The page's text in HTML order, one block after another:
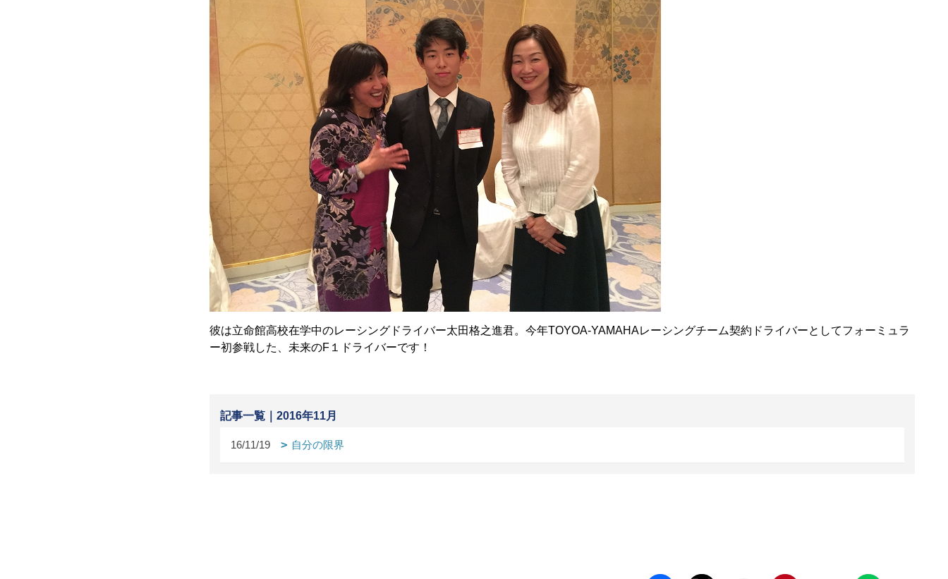
彼は立命館高校在学中のレーシングドライバー太田格之進君。今年TOYOA-YAMAHAレーシングチーム契約ドライバーとしてフォーミュラ
ー初参戦した、未来のF１ドライバーです！
記事一覧｜2016年11月
16/11/19 自分の限界